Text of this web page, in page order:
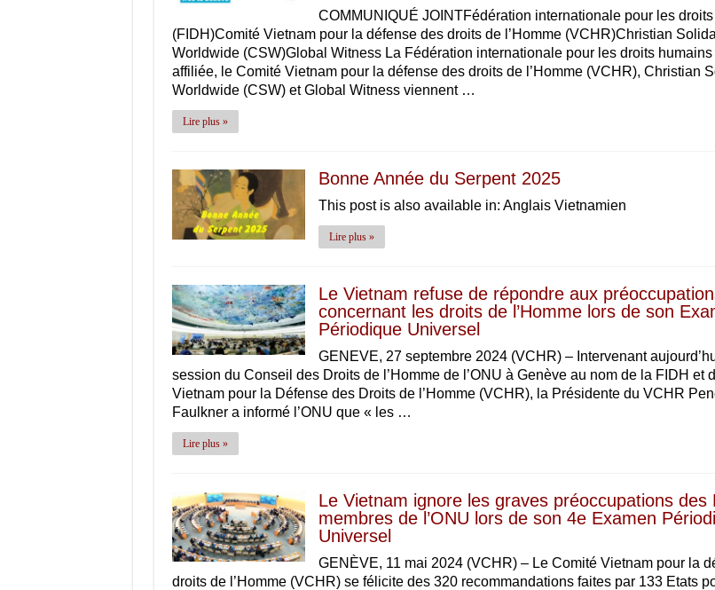
COMMUNIQUÉ JOINTFédération internationale pour les
(FIDH)Comité Vietnam pour la défense des droits de l’Homme (VCHR)Christian
Worldwide (CSW)Global Witness La Fédération internationale pour les droits humains
affiliée, le Comité Vietnam pour la défense des droits de l’Homme (VCHR), Christian
Worldwide (CSW) et Global Witness viennent …
Lire plus »
Bonne Année du Serpent 2025
This post is also available in: Anglais Vietnamien
Lire plus »
Le Vietnam refuse de répondre aux
concernant les droits de l’Homme lors de son
Périodique Universel
GENEVE, 27 septembre 2024 (VCHR) – Intervenant
session du Conseil des Droits de l’Homme de l’ONU à Genève au nom de la FIDH et
Vietnam pour la Défense des Droits de l’Homme (VCHR), la Présidente du VCHR
Faulkner a informé l’ONU que « les …
Lire plus »
Le Vietnam ignore les graves préoccupations des
membres de l’ONU lors de son 4e Examen
Universel
GENÈVE, 11 mai 2024 (VCHR) – Le Comité Vietnam pour la
droits de l’Homme (VCHR) se félicite des 320 recommandations faites par 133 Etats